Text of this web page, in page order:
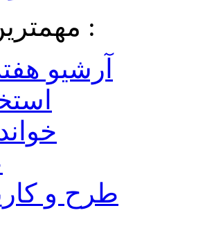
مهمترین بخشها :
آرشیو
طرح و